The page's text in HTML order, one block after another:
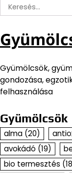
Keresés:
Gyümölcsök,
gondozása,
felhasználása
Gyümölcsök
alma (20)
avokádó (19)
bio termesztés